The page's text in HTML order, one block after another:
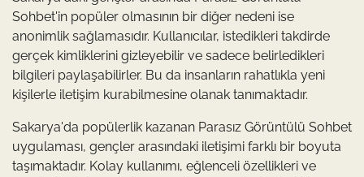
Sohbet'in popüler olmasının bir diğer nedeni ise
anonimlik sağlamasıdır. Kullanıcılar, istedikleri takdirde
gerçek kimliklerini gizleyebilir ve sadece belirledikleri
bilgileri paylaşabilirler. Bu da insanların rahatlıkla yeni
kişilerle iletişim kurabilmesine olanak tanımaktadır.
Sakarya'da popülerlik kazanan Parasız Görüntülü Sohbet
uygulaması, gençler arasındaki iletişimi farklı bir boyuta
taşımaktadır. Kolay kullanımı, eğlenceli özellikleri ve